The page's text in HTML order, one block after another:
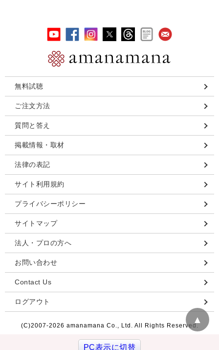
無料試聴
ご注文方法
質問と答え
掲載情報・取材
法律の表記
サイト利用規約
プライバシーポリシー
サイトマップ
法人・プロの方へ
お問い合わせ
Contact Us
ログアウト
▲
(C)2007-2026 amanamana Co., Ltd. All Rights Reserved.
PC表示に切替